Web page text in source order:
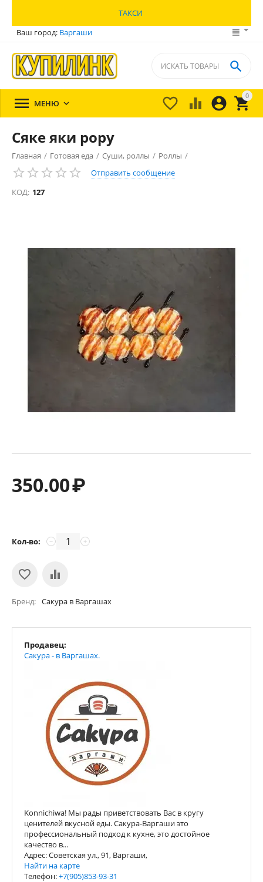
ТАКСИ
Ваш город: Варгаши
0


 

 МЕНЮ 
Сяке яки рору
Главная / Готовая еда / Суши, роллы / Роллы /
Отправить сообщение
КОД: 127
350.00₽
Кол-во: +
−
Бренд Сакура в Варгашах
Продавец:
Сакура - в Варгашах.
Konnichiwa! Мы рады приветствовать Вас в кругу
ценителей вкусной еды. Сакура-Варгаши это
профессиональный подход к кухне, это достойное
качество в...
Адрес: Советская ул., 91, Варгаши,
Найти на карте
Телефон:+7(905)853-93-31